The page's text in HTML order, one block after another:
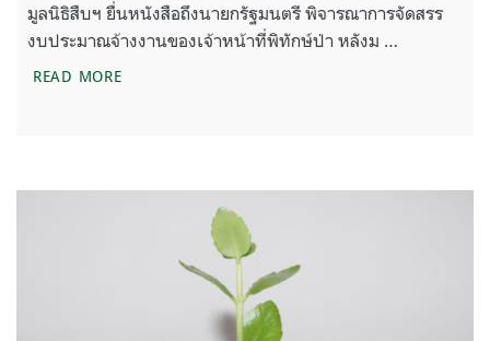
มูลนิธิสืบฯ ยื่นหนังสือถึงนายกรัฐมนตรี พิจารณาการจัดสรร
งบประมาณจ้างงานของเจ้าหน้าที่พิทักษ์ป่า หลังม …
READ MOREงบงานสวล.ถูกหั่น กระทบพนักงานพิทักษ์ป่าจ้างเหมา อ